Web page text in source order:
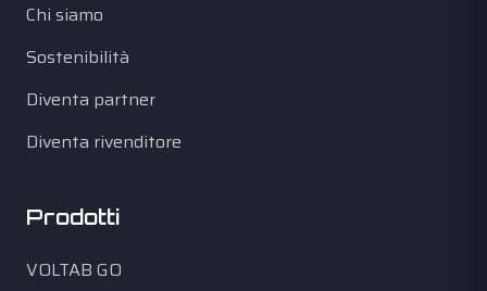
Chi siamo
Sostenibilità
Diventa partner
Diventa rivenditore
Prodotti
VOLTAB GO